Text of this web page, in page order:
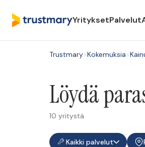
YrityksetPalvelut
Trustmary>Kokemuksia>
Löydä
10 yritystä
Kaikki palvelut